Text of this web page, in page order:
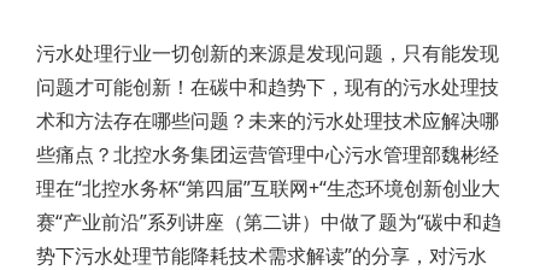
污水处理行业一切创新的来源是发现问题，只有能发现
问题才可能创新！在碳中和趋势下，现有的污水处理技
术和方法存在哪些问题？未来的污水处理技术应解决哪
些痛点？北控水务集团运营管理中心污水管理部魏彬经
理在“北控水务杯“第四届”互联网+“生态环境创新创业大
赛“产业前沿”系列讲座（第二讲）中做了题为“碳中和趋
势下污水处理节能降耗技术需求解读”的分享，对污水